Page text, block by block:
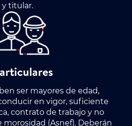
y titular.
ser mayores de edad,
en vigor, suficiente
contrato de trabajo y no
(Asnef). Deberán